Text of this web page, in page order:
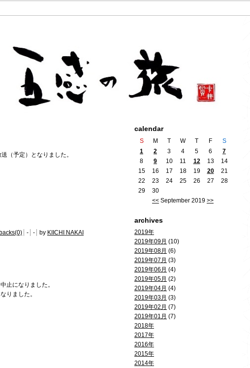
（予定）となりました。
- - by KIICHI NAKAI
止になりました。
りました。
calendar
S M T W T F
S
1
2 3 4 5 6
7
8
9 10 11 12 13
14
15
16 17 18 19 20
21
22
23 24 25 26 27
28
29
30
<< September 2019 >>
archives
2019年
2019年09月 (10)
2019年08月 (6)
2019年07月 (3)
2019年06月 (4)
2019年05月 (2)
2019年04月 (4)
2019年03月 (3)
2019年02月 (7)
2019年01月 (7)
2018年
2017年
2016年
2015年
2014年